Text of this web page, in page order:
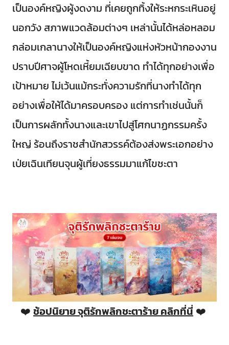
เป็นองค์หญิงผู้งดงาม ที่เคยถูกทิ้งให้ระหกระเหินอยู่
นอกวัง สภาพแวดล้อมต่างๆ เหล่านั้นได้หล่อหลอม
กล่อมเกลานางให้เป็นองค์หญิงแห่งหัวหน้ากองงาน
ปราบปีศาจผู้โหดเหี้ยมเฉียบขาด ทำได้ทุกอย่างเพื่อ
เป้าหมาย ไม่เว้นแม้กระทั่งความรักที่นางทำได้ทุก
อย่างเพื่อให้ได้มาครอบครอง แต่การทำเช่นนั้นก็
เป็นการผลักทั้งนางและเขาไปสู่โศกนาฏกรรมครั้ง
ใหญ่ ร้อนถึงราชสำนักสวรรค์ต้องส่งพระเอกอย่าง
เป่ยเฉินเทียนจุนผู้เที่ยงธรรมมาแก้ไขชะตา
❤️ ช้อปนิยาย จุติรักพลิกชะตาร้าย คลิกที่นี่ ❤️